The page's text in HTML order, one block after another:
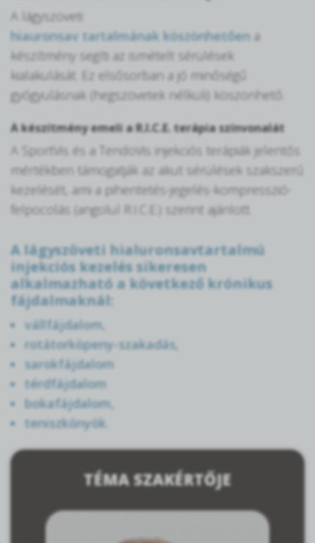
A lágyszöveti
hiauronsav tartalmának köszönhetően a
készítmény segíti az ismételt sérülések
kialakulását. Ez elsősorban a jó minőségű
gyógyulásnak (hegszövetek nélküli) köszönhető.
A készítmény emeli a R.I.C.E. terápia színvonalát
A SportVis és a TendoVis injekciós terápiák jelentős
mértékben támogatják az akut sérülések szakszerű
kezelését, ami a pihentetés-jegelés-kompresszió-
felpocolás (angolul R.I.C.E.) szerint ajánlott.
A lágyszöveti hialuronsavtartalmú
injekciós kezelés sikeresen
alkalmazható a következő krónikus
fájdalmaknál:
vállfájdalom
rotátorköpeny-szakadás
sarokfájdalom
térdfájdalom
bokafájdalom,
teniszkönyök
TÉMA SZAKÉRTŐJE